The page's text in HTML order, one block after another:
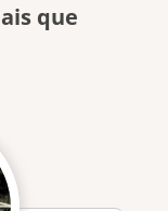
que